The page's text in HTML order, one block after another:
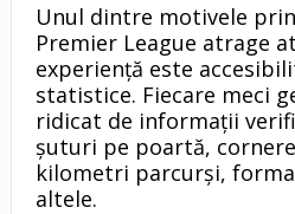
Unul dintre motivele
Premier League atrage
experiență este
statistice. Fiecare meci
ridicat de informații
șuturi pe poartă,
kilometri parcurși,
altele.